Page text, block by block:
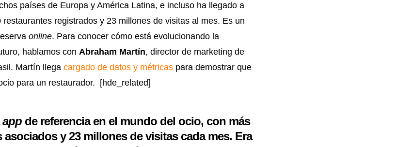
países de Europa y América Latina, e incluso ha llegado a
registrados y 23 millones de visitas al mes. Es un
online. Para conocer cómo está evolucionando la
hablamos con Abraham Martín, director de marketing de
Martín llega cargado de datos y métricas para demostrar que
para un restaurador. [hde_related]
app de referencia en el mundo del ocio, con más
asociados y 23 millones de visitas cada mes. Era